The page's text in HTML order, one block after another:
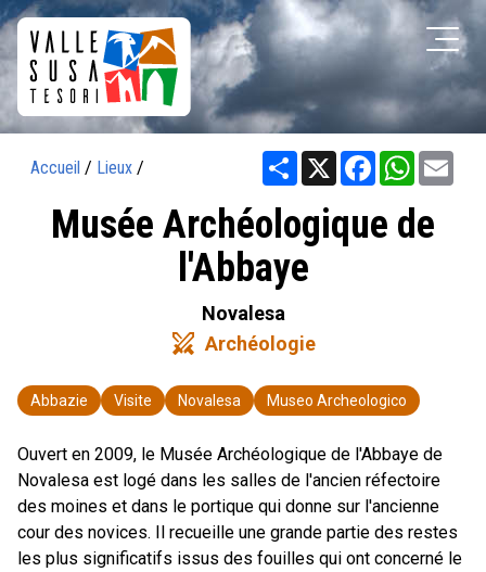
Accueil / Lieux / Share X Facebook
Musée Archéologique de
l'Abbaye
Novalesa
swords Archéologie
Abbazie Visite Novalesa Museo Archeologico
Ouvert en 2009, le Musée Archéologique de l'Abbaye de
Novalesa est logé dans les salles de l'ancien réfectoire
des moines et dans le portique qui donne sur l'ancienne
cour des novices. Il recueille une grande partie des restes
les plus significatifs issus des fouilles qui ont concerné le